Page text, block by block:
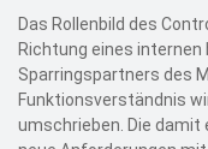
Das Rollenbild des
Richtung eines
Sparringspartners des
Funktionsverständnis
umschrieben. Die damit